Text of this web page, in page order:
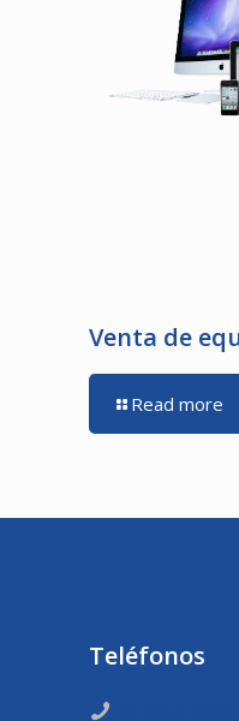
Venta de
Read more
Teléfonos